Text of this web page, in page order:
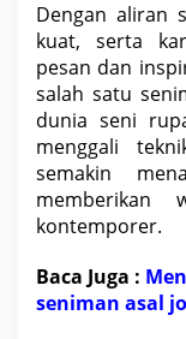
Dengan aliran
kuat, serta
pesan dan
salah satu
dunia seni
menggali
semakin
kontemporer.
Baca Juga :
seniman asal